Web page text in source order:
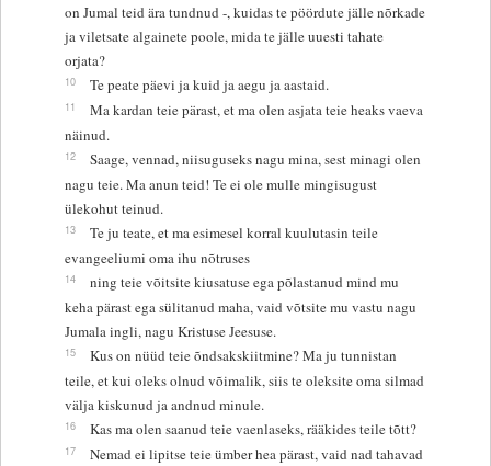
on Jumal teid ära tundnud -, kuidas te pöördute jälle nõrkade
ja viletsate algainete poole, mida te jälle uuesti tahate
orjata?
10 Te peate päevi ja kuid ja aegu ja aastaid.
11
Ma kardan teie pärast, et ma olen asjata teie heaks vaeva
näinud.
12
Saage, vennad, niisuguseks nagu mina, sest minagi olen
nagu teie. Ma anun teid! Te ei ole mulle mingisugust
ülekohut teinud.
13
Te ju teate, et ma esimesel korral kuulutasin teile
evangeeliumi oma ihu nõtruses
14
ning teie võitsite kiusatuse ega põlastanud mind mu
keha pärast ega sülitanud maha, vaid võtsite mu vastu nagu
Jumala ingli, nagu Kristuse Jeesuse.
15
Kus on nüüd teie õndsakskiitmine? Ma ju tunnistan
teile, et kui oleks olnud võimalik, siis te oleksite oma silmad
välja kiskunud ja andnud minule.
16 Kas ma olen saanud teie vaenlaseks, rääkides teile tõtt?
17 Nemad ei lipitse teie ümber hea pärast, vaid nad tahavad